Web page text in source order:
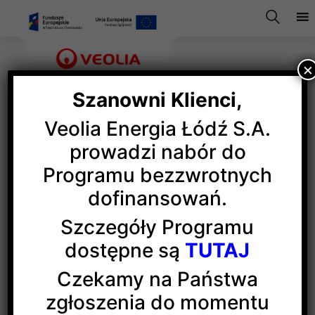
Tanecznie przez 6
kontynentów
Veolia była partnerem XXVI Festiwalu Piosenki Dzieci
Niepełnosprawnych. Na scenie artystycznej
Monopoliswystąpiły dzieci z placówek
integracyjnych i specjalnych z Łodzi i Radomska.
Tematem tegorocznego festiwalu były „Rytmy
Szanowni Klienci,
Veolia Energia Łódź S.A.
prowadzi nabór do
Programu bezzwrotnych
dofinansowań.
Szczegóły Programu
dostępne są TUTAJ
Czekamy na Państwa
zgłoszenia do momentu
×